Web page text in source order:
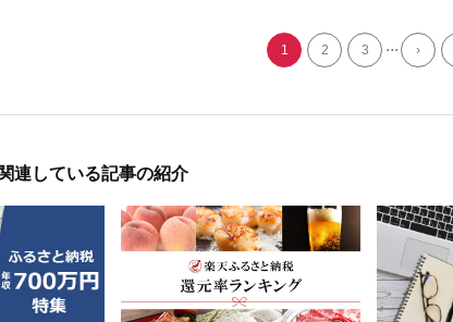
1 2 3 ... ›
連している記事の紹介